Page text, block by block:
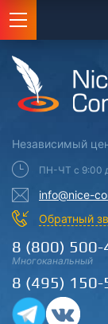
Независимый
ПН-ЧТ с 9:00
info@nice-
Обратный
8 (800) 500-
Многоканальный
8 (495) 150-